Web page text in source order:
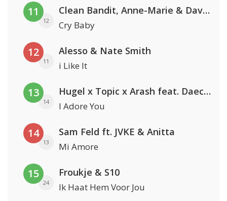
11
12
Clean Bandit, Anne-Marie & David Guetta
Cry Baby
12
11
Alesso & Nate Smith
i Like It
13
14
Hugel x Topic x Arash feat. Daecolm
I Adore You
14
13
Sam Feld ft. JVKE & Anitta
Mi Amore
15
24
Froukje & S10
Ik Haat Hem Voor Jou